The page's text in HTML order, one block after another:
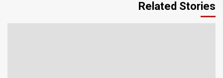
Related Stories